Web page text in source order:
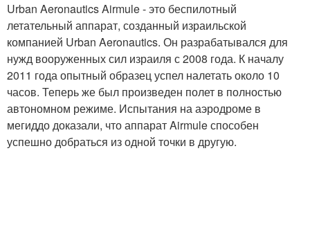
Urban Aeronautics Airmule - это беспилотный
летательный аппарат, созданный израильской
компанией Urban Aeronautics. Он разрабатывался для
нужд вооруженных сил израиля с 2008 года. К началу
2011 года опытный образец успел налетать около 10
часов. Теперь же был произведен полет в полностью
автономном режиме. Испытания на аэродроме в
мегиддо доказали, что аппарат Airmule способен
успешно добраться из одной точки в другую.